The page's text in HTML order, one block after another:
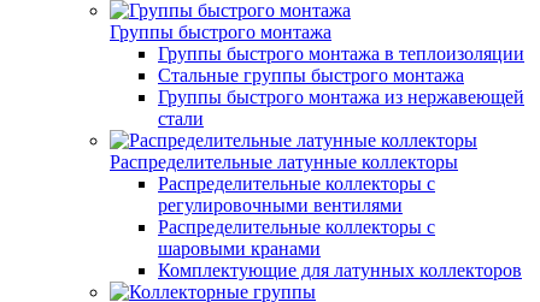
Группы быстрого монтажа
Группы быстрого монтажа в теплоизоляции
Стальные группы быстрого монтажа
Группы быстрого монтажа из нержавеющей
стали
Распределительные латунные коллекторы
Распределительные коллекторы с
регулировочными вентилями
Распределительные коллекторы с
шаровыми кранами
Комплектующие для латунных коллекторов